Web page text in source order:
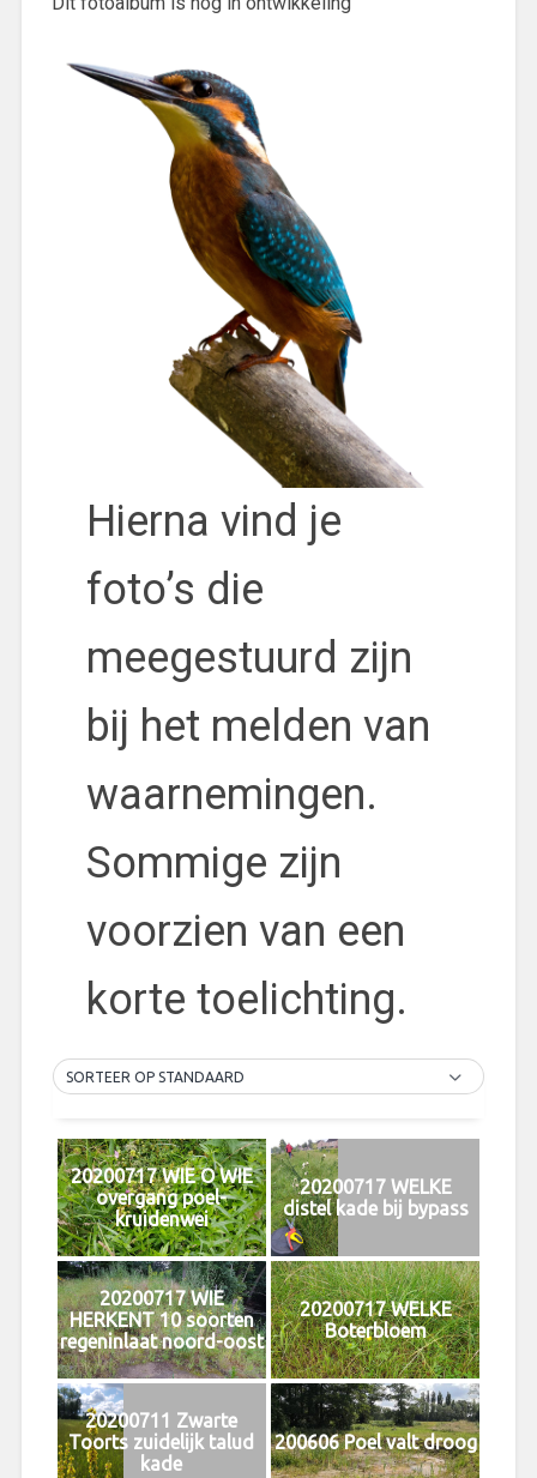
Hierna vind je
foto’s die
meegestuurd zijn
bij het melden van
waarnemingen.
Sommige zijn
voorzien van een
korte toelichting.
SORTEER OP STANDAARD
20200717 WIE O WIE
overgang poel-
kruidenwei
20200717 WELKE
distel kade bij bypass
20200717 WIE
HERKENT 10 soorten
regeninlaat noord-oost
20200717 WELKE
Boterbloem
20200711 Zwarte
Toorts zuidelijk talud
kade
200606 Poel valt droog